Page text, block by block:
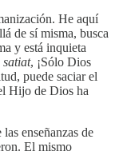
He aquí
de sí misma, busca
y está inquieta
satiat, ¡Sólo Dios
puede saciar el
Hijo de Dios ha
enseñanzas de
El mismo